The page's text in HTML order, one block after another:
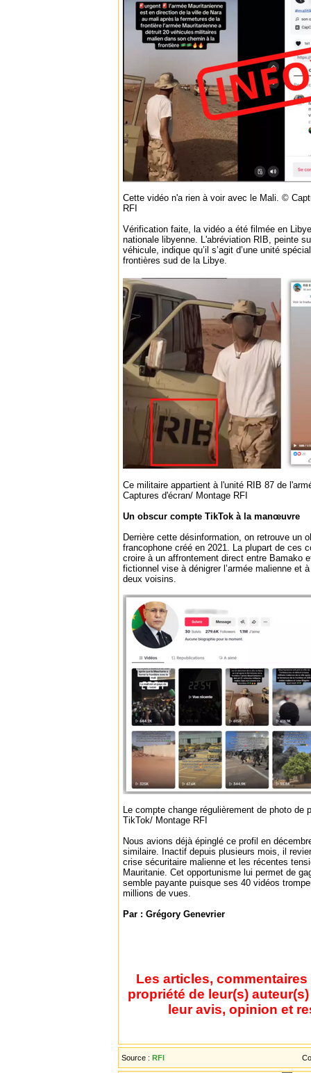
Cette vidéo n'a rien à voir avec le Mali. ©
RFI
Vérification faite, la vidéo a été filmée en
nationale libyenne. L'abréviation RIB, peinte
véhicule, indique qu’il s’agit d’une unité
frontières sud de la Libye.
Ce militaire appartient à l'unité RIB 87 de
Captures d'écran/ Montage RFI
Un obscur compte TikTok à la manœuvre
Derrière cette désinformation, on retrouve un
francophone créé en 2021. La plupart de ces
croire à un affrontement direct entre Bamako
fictionnel vise à dénigrer l’armée malienne et
deux voisins.
Le compte change régulièrement de photo de
TikTok/ Montage RFI
Nous avions déjà épinglé ce profil en
similaire. Inactif depuis plusieurs mois, il
crise sécuritaire malienne et les récentes
Mauritanie. Cet opportunisme lui permet de
semble payante puisque ses 40 vidéos
millions de vues.
Par : Grégory Genevrier
Les articles,
propriété de leur(s)
leur avis, opinion et
Source : RFI